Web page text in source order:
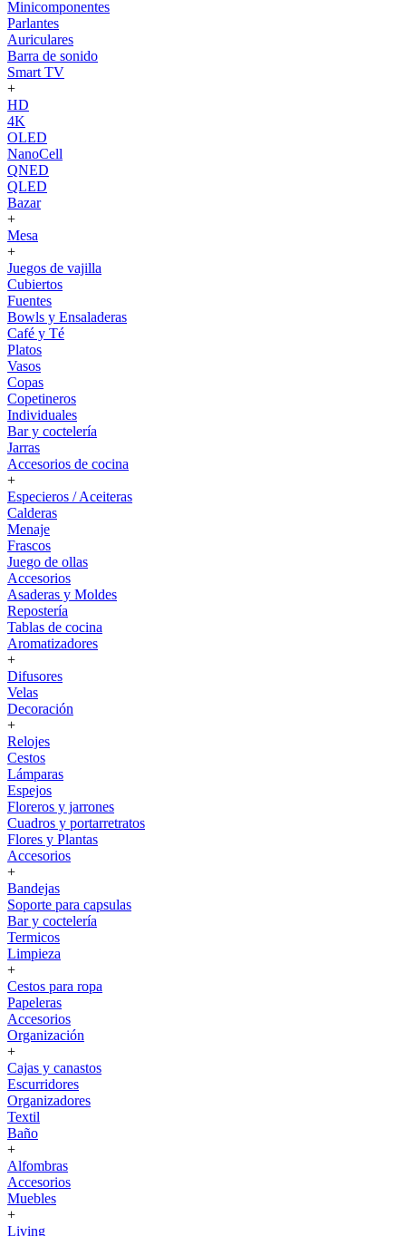
Minicomponentes
Parlantes
Auriculares
Barra de sonido
Smart TV
+
HD
4K
OLED
NanoCell
QNED
QLED
Bazar
+
Mesa
+
Juegos de vajilla
Cubiertos
Fuentes
Bowls y Ensaladeras
Café y Té
Platos
Vasos
Copas
Copetineros
Individuales
Bar y coctelería
Jarras
Accesorios de cocina
+
Especieros / Aceiteras
Calderas
Menaje
Frascos
Juego de ollas
Accesorios
Asaderas y Moldes
Repostería
Tablas de cocina
Aromatizadores
+
Difusores
Velas
Decoración
+
Relojes
Cestos
Lámparas
Espejos
Floreros y jarrones
Cuadros y portarretratos
Flores y Plantas
Accesorios
+
Bandejas
Soporte para capsulas
Bar y coctelería
Termicos
Limpieza
+
Cestos para ropa
Papeleras
Accesorios
Organización
+
Cajas y canastos
Escurridores
Organizadores
Textil
Baño
+
Alfombras
Accesorios
Muebles
+
Living